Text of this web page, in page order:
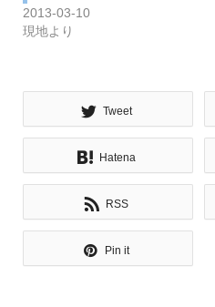
2013-03-10
現地より
Tweet
Hatena
RSS
Pin it